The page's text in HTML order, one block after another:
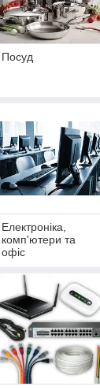
Посуд
Електроніка,
комп'ютери та
офіс